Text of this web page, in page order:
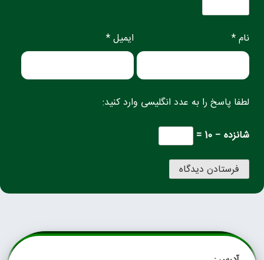
نام * ایمیل *
لطفا پاسخ را به عدد انگلیسی وارد کنید:
شانزده − 10 =